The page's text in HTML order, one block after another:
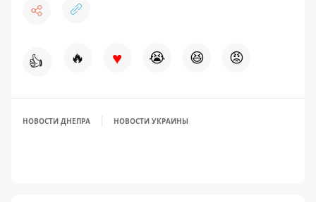
👍 🔥 ♥ 😭 😆 😡
НОВОСТИ ДНЕПРА НОВОСТИ УКРАИНЫ